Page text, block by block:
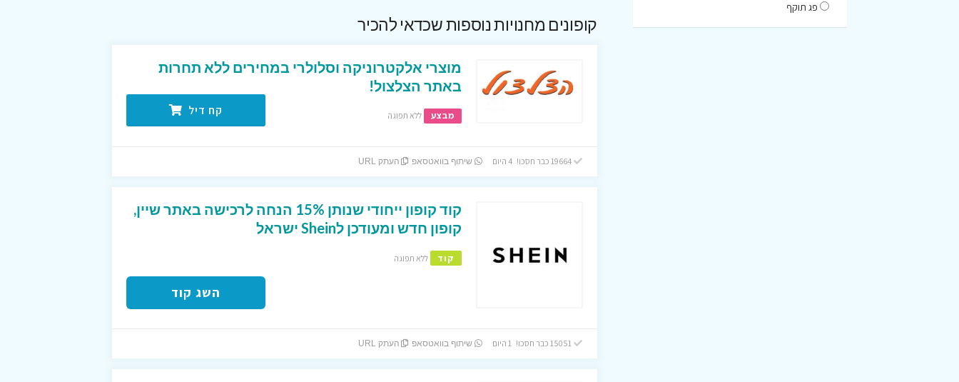
קופונים מחנויות נוספות שכדאי להכיר
מוצרי אלקטרוניקה וסלולרי במחירים ללא תחרות
באתר הצלצול!
מבצע ללא תפוגה קח דיל
19664 כבר חסכו! 4 היום שיתוף בוואטסאפ העתק URL
קוד קופון ייחודי שנותן 15% הנחה לרכישה באתר שיין,
קופון חדש ומעודכן לShein ישראל
קוד ללא תפוגה
השג קוד
15051 כבר חסכו! 1 היום שיתוף בוואטסאפ העתק URL
פג תוקף